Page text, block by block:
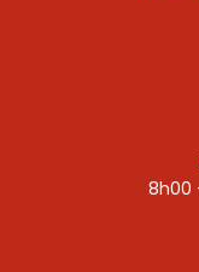
8h00